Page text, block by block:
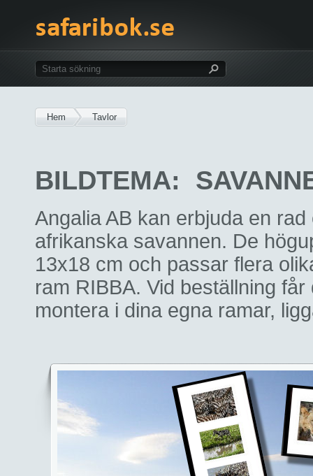
Hem Tavlor
BILDTEMA:
Angalia AB kan erbjuda en
afrikanska savannen. De
13x18 cm och passar flera
ram RIBBA. Vid beställning
montera i dina egna ramar,